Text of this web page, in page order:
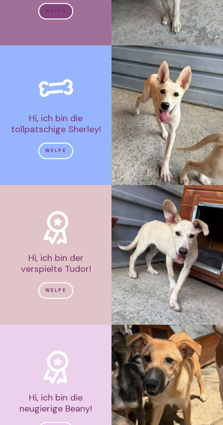
Hi, ich bin die
tollpatschige Sherley!
WELPE
Hi, ich bin der
verspielte Tudor!
WELPE
Hi, ich bin die
neugierige Beany!